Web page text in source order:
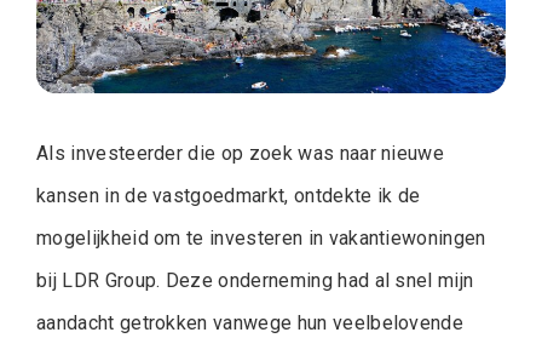
Als investeerder die op zoek was naar nieuwe
kansen in de vastgoedmarkt, ontdekte ik de
mogelijkheid om te investeren in vakantiewoningen
bij LDR Group. Deze onderneming had al snel mijn
aandacht getrokken vanwege hun veelbelovende